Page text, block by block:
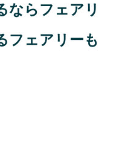
ならフェアリ
フェアリーも